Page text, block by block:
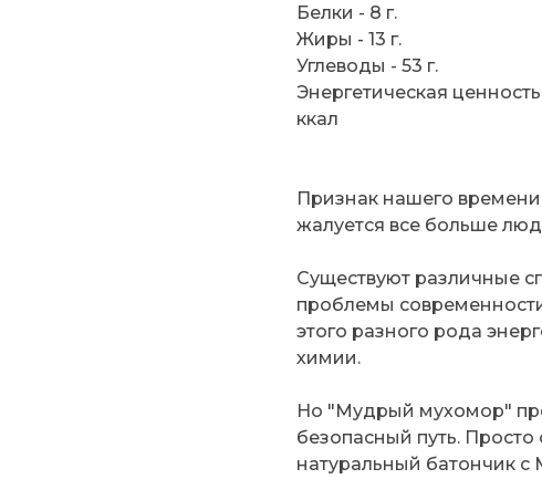
Белки - 8 г.
Жиры - 13 г.
Углеводы - 53 г.
Энергетическая
ккал
Признак нашего времени
жалуется все больше
Существуют различные
проблемы
этого разного рода
химии.
Но "Мудрый мухомор"
безопасный путь.
натуральный батончик